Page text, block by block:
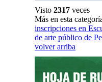
Visto 2317 veces
Más en esta
inscripciones en
de arte público de
volver arriba